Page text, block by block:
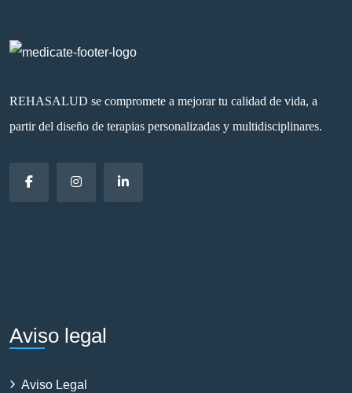
REHASALUD se compromete a mejorar tu calidad de vida, a
partir del diseño de terapias personalizadas y multidisciplinares.
Aviso legal
Aviso Legal